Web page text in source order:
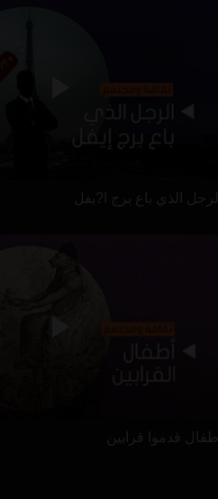
الرجل الذي باع برج ا?يفل
أطفال قدموا قرابين